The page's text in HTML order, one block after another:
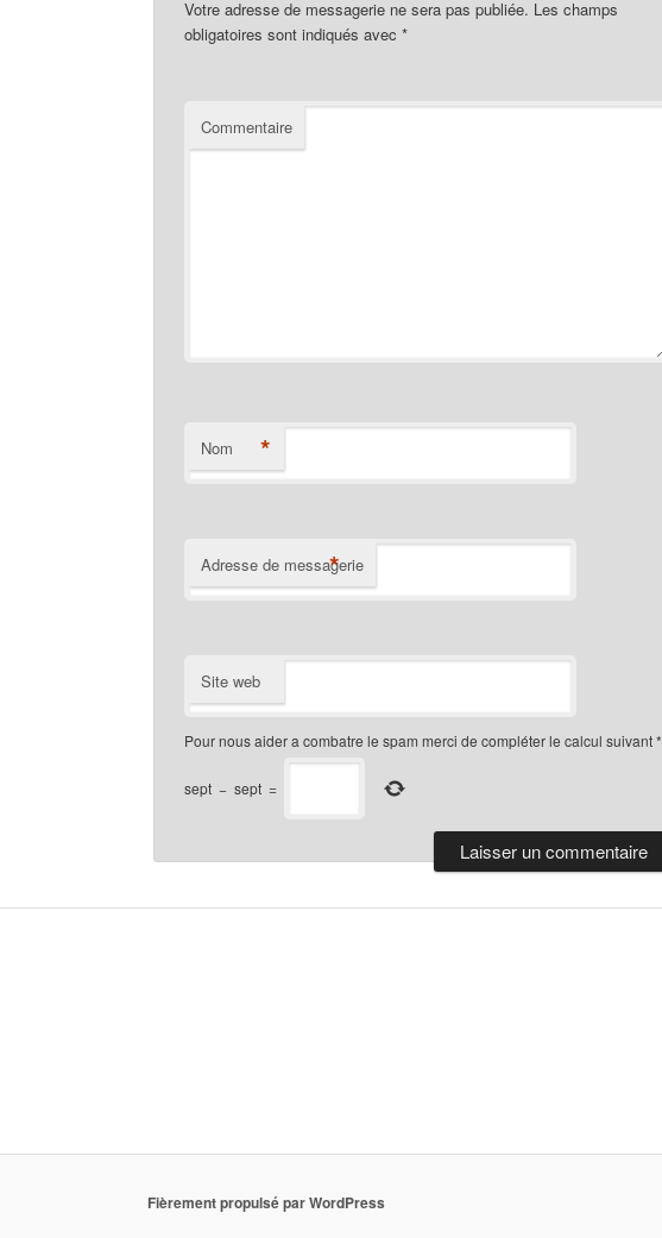
Votre adresse de messagerie ne sera pas publiée. Les champs
obligatoires sont indiqués avec *
Commentaire
Nom *
Adresse de messagerie
*
Site web
Pour nous aider a combatre le spam merci de compléter le calcul suivant*
sept − sept =
Fièrement propulsé par WordPress